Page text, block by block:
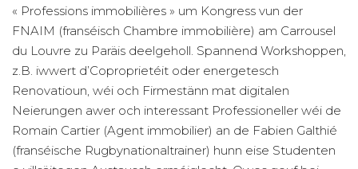
« Professions immobilières » um Kongress vun der
FNAIM (franséisch Chambre immobilière) am Carrousel
du Louvre zu Paräis deelgeholl. Spannend Workshoppen,
z.B. iwwert d’Coproprietéit oder energetesch
Renovatioun, wéi och Firmestänn mat digitalen
Neierungen awer och interessant Professioneller wéi de
Romain Cartier (Agent immobilier) an de Fabien Galthié
(franséische Rugbynationaltrainer) hunn eise Studenten